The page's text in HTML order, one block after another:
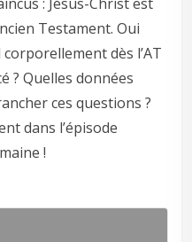
Testament. Oui
dès l’AT
? Quelles données
ces questions ?
dans l’épisode
!